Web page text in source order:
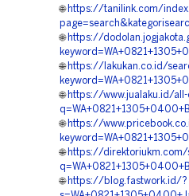
🌐 https://tanilink.com/
🌐 https://
🌐 https://lakukan.co.id/
🌐 https://www.jualaku.id/all-
🌐 https://
🌐 https://
🌐 https://blog.fastwork.id/?